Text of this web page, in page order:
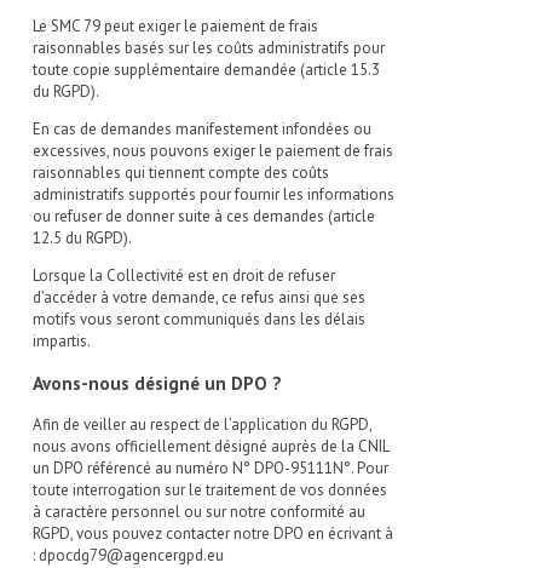
Le SMC 79 peut exiger le paiement de frais
raisonnables basés sur les coûts administratifs pour
toute copie supplémentaire demandée (article 15.3
du RGPD).
En cas de demandes manifestement infondées ou
excessives, nous pouvons exiger le paiement de frais
raisonnables qui tiennent compte des coûts
administratifs supportés pour fournir les informations
ou refuser de donner suite à ces demandes (article
12.5 du RGPD).
Lorsque la Collectivité est en droit de refuser
d’accéder à votre demande, ce refus ainsi que ses
motifs vous seront communiqués dans les délais
impartis.
Avons-nous désigné un DPO ?
Afin de veiller au respect de l’application du RGPD,
nous avons officiellement désigné auprès de la CNIL
un DPO référencé au numéro N° DPO-95111N°. Pour
toute interrogation sur le traitement de vos données
à caractère personnel ou sur notre conformité au
RGPD, vous pouvez contacter notre DPO en écrivant à
: dpocdg79@agencergpd.eu